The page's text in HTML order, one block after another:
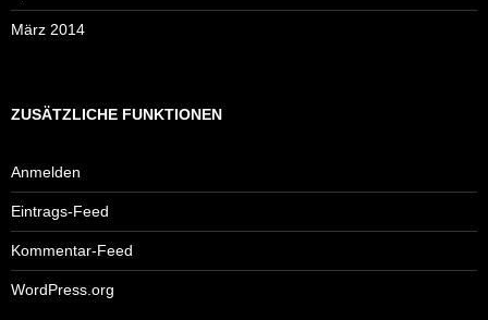
März 2014
ZUSÄTZLICHE FUNKTIONEN
Anmelden
Eintrags-Feed
Kommentar-Feed
WordPress.org